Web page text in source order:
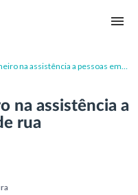
na assistência a pessoas em
na assistência a
rua